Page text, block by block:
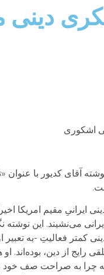
دینی
اشکوری
آقای کدیور با عنوان
ایرانیِ مقیم امریکا
می‌نشیند. این
کمتر فعالیتِ -به تعبیر
رایج از دین،
چرا به صراحت صف خود